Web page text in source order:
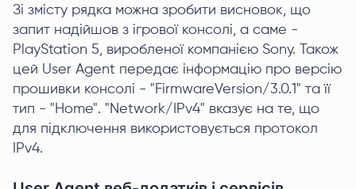
Зі змісту рядка можна зробити висновок, що
запит надійшов з ігрової консолі, а саме -
PlayStation 5, виробленої компанією Sony. Також
цей User Agent передає інформацію про версію
прошивки консолі - "FirmwareVersion/3.0.1" та її
тип - "Home". "Network/IPv4" вказує на те, що
для підключення використовується протокол
IPv4.